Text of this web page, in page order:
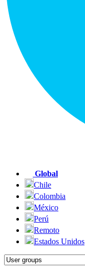
Global
Chile
Colombia
México
Perú
Remoto
Estados Unidos